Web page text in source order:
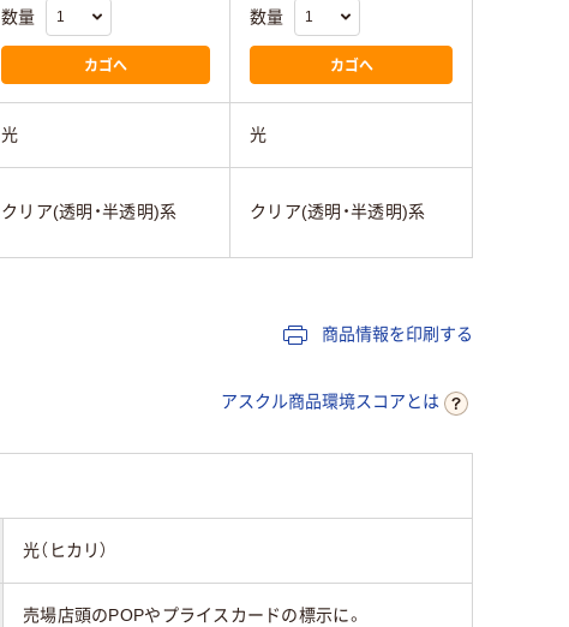
数量
カゴへ
数量
カゴへ
光 光
クリア(透明・半透明)系 クリア(透明・半透明)系
商品情報を印刷する
アスクル商品環境スコアとは
光（ヒカリ）
売場店頭のPOPやプライスカードの標示に。